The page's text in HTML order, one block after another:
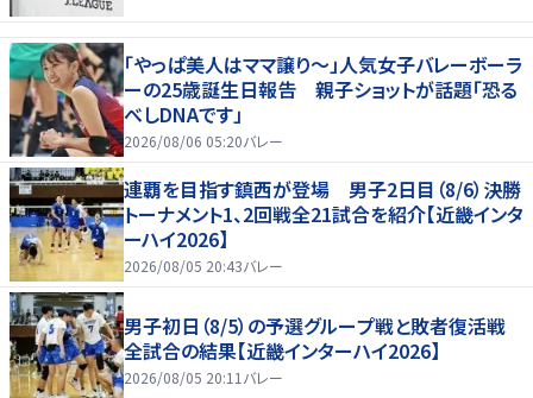
「やっぱ美人はママ譲り～」人気女子バレーボーラ
ーの25歳誕生日報告 親子ショットが話題「恐る
べしDNAです」
2026/08/06 05:20バレー
連覇を目指す鎮西が登場 男子2日目（8/6）決勝
トーナメント1、2回戦全21試合を紹介【近畿インタ
ーハイ2026】
2026/08/05 20:43バレー
男子初日（8/5）の予選グループ戦と敗者復活戦
全試合の結果【近畿インターハイ2026】
2026/08/05 20:11 バレー